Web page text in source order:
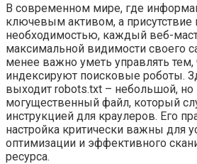
В современном мире, где
ключевым активом, а присутствие
необходимостью, каждый веб-
максимальной видимости своего
менее важно уметь управлять
индексируют поисковые роботы.
выходит robots.txt – небольшой, но
могущественный файл, который
инструкцией для краулеров. Его
настройка критически важны для
оптимизации и эффективного
ресурса.